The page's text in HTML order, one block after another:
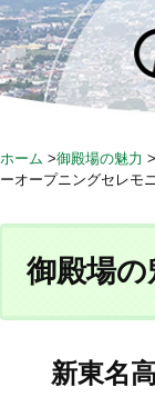
S
k
i
p
n
ホーム >御殿場の魅力 >
ーオープニングセレモ
御殿場の
新東名